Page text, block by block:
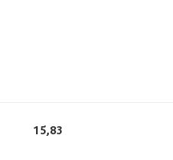
15,83